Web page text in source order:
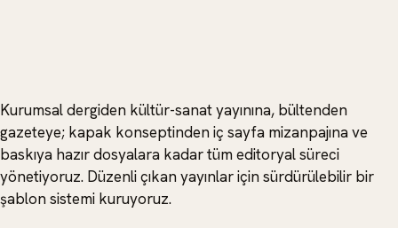
Kurumsal dergiden kültür-sanat yayınına, bültenden
gazeteye; kapak konseptinden iç sayfa mizanpajına ve
baskıya hazır dosyalara kadar tüm editoryal süreci
yönetiyoruz. Düzenli çıkan yayınlar için sürdürülebilir bir
şablon sistemi kuruyoruz.